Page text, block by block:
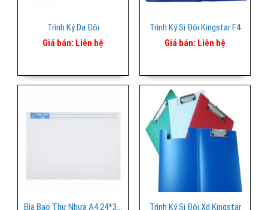
Trình Ký Da Đôi
Giá bán: Liên hệ
Trình Ký Si Đôi Kingstar F4
Giá bán: Liên hệ
Bìa Bao Thư Nhựa A4 24*33.5cm Kingstar Trình Ký Si Đôi Xd Kingstar